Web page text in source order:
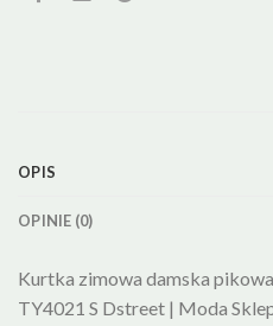
OPIS
OPINIE (0)
Kurtka zimowa damska
TY4021 S Dstreet | Moda